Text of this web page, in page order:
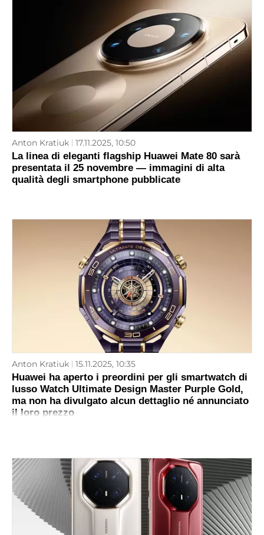
Anton Kratiuk 17.11.2025, 10:50
La linea di eleganti flagship Huawei Mate 80 sarà
presentata il 25 novembre — immagini di alta
qualità degli smartphone pubblicate
Anton Kratiuk 15.11.2025, 10:35
Huawei ha aperto i preordini per gli smartwatch di
lusso Watch Ultimate Design Master Purple Gold,
ma non ha divulgato alcun dettaglio né annunciato
il loro prezzo